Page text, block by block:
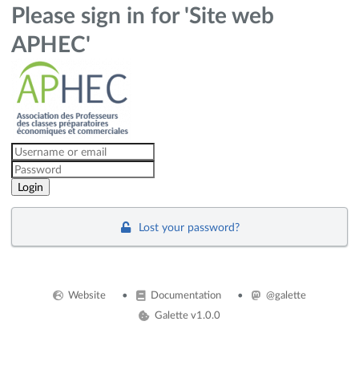
Please sign in for 'Site web
APHEC'
Lost your password?
Website Documentation
@galette
Galette v1.0.0